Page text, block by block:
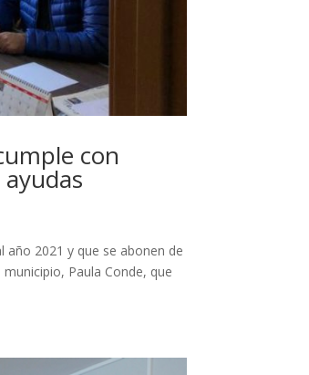
con
año 2021 y que se abonen de
Paula Conde, que